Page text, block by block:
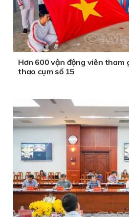
Hơn 600 vận động viên tham
thao cụm số 15